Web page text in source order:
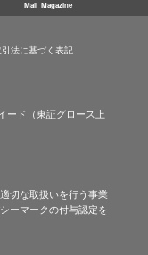
Mail Magazine
法に基づく表記
ード（東証グロース上
切な取扱いを行う事業
ーマークの付与認定を